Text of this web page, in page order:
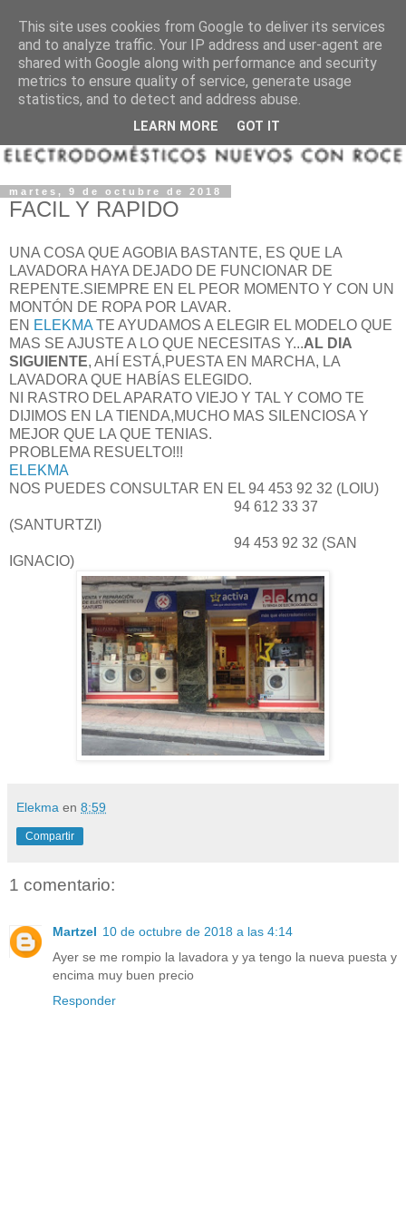
martes, 9 de octubre de 2018
FACIL Y RAPIDO
UNA COSA QUE AGOBIA BASTANTE, ES QUE LA
LAVADORA HAYA DEJADO DE FUNCIONAR DE
REPENTE.SIEMPRE EN EL PEOR MOMENTO Y CON UN
MONTÓN DE ROPA POR LAVAR.
EN ELEKMA TE AYUDAMOS A ELEGIR EL MODELO QUE
MAS SE AJUSTE A LO QUE NECESITAS Y...AL DIA
SIGUIENTE, AHÍ ESTÁ,PUESTA EN MARCHA, LA
LAVADORA QUE HABÍAS ELEGIDO.
NI RASTRO DEL APARATO VIEJO Y TAL Y COMO TE
DIJIMOS EN LA TIENDA,MUCHO MAS SILENCIOSA Y
MEJOR QUE LA QUE TENIAS.
PROBLEMA RESUELTO!!!
ELEKMA
NOS PUEDES CONSULTAR EN EL 94 453 92 32 (LOIU)
94 612 33 37
(SANTURTZI)
94 453 92 32 (SAN
IGNACIO)
Elekma en 8:59
Compartir
1 comentario:
Martzel 10 de octubre de 2018 a las 4:14
Ayer se me rompio la lavadora y ya tengo la nueva puesta y
encima muy buen precio
Responder
This site uses cookies from Google to deliver its services
and to analyze traffic. Your IP address and user-agent are
shared with Google along with performance and security
metrics to ensure quality of service, generate usage
statistics, and to detect and address abuse.
LEARN MORE GOT IT